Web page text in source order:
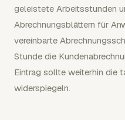
geleistete Arbeitsstunden
Abrechnungsblättern für
vereinbarte
Stunde die
Eintrag sollte weiterhin die
widerspiegeln.